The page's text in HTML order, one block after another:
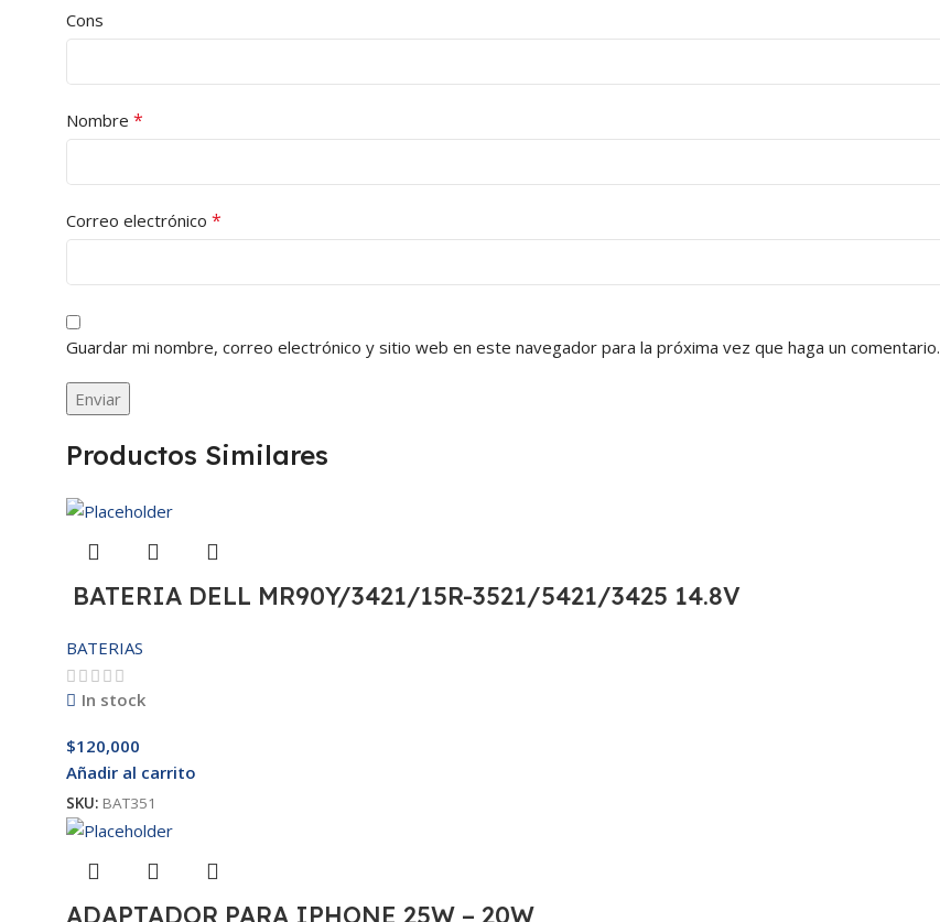
Cons
Nombre *
Correo electrónico *
Guardar mi nombre, correo electrónico y sitio web en este navegador para la próxima vez que haga un comentario.
Productos Similares
BATERIA DELL MR90Y/3421/15R-3521/5421/3425 14.8V
BATERIAS
In stock
$120,000
Añadir al carrito
SKU: BAT351
ADAPTADOR PARA IPHONE 25W – 20W